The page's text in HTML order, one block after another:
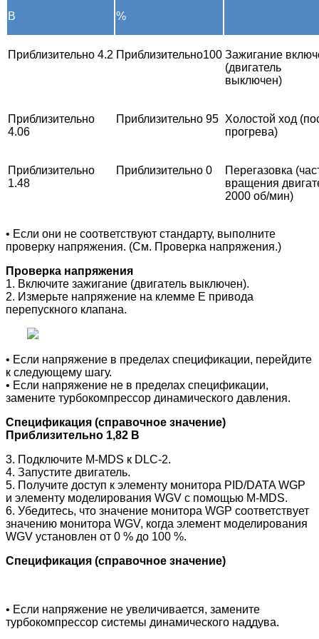
В %
Приблизительно 4.2 Приблизительно100 Зажигание
(двигатель
выключен)
Приблизительно
4.06
Приблизительно 95 Холостой ход
прогрева)
Приблизительно
1.48
Приблизительно 0
Перегазовка
вращения
2000 об/мин)
• Если они не соответствуют стандарту, выполните
проверку напряжения. (См. Проверка напряжения.)
Проверка напряжения
1. Включите зажигание (двигатель выключен).
2. Измерьте напряжение на клемме E привода
перепускного клапана.
• Если напряжение в пределах спецификации, перейдите
к следующему шагу.
• Если напряжение не в пределах спецификации,
замените турбокомпрессор динамического давления.
Спецификация (справочное значение)
Приблизительно 1,82 В
3. Подключите M-MDS к DLC-2.
4. Запустите двигатель.
5. Получите доступ к элементу монитора PID/DATA WGP
и элементу моделирования WGV с помощью M-MDS.
6. Убедитесь, что значение монитора WGP соответствует
значению монитора WGV, когда элемент моделирования
WGV установлен от 0 % до 100 %.
Спецификация (справочное значение)
• Если напряжение не увеличивается, замените
турбокомпрессор системы динамического наддува.